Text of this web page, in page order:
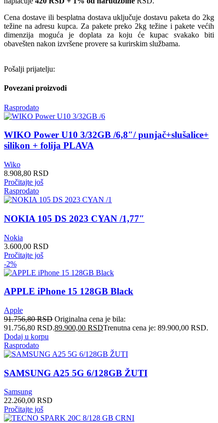
Cena dostave ili besplatna dostava uključuje dostavu paketa do 2kg
težine na adresu kupca. Za pakete preko 2kg težine i pakete većih
dimenzija moguća je doplata za koju će kupac svakako biti
obavešten nakon izvršene provere sa kurirskim službama.
Pošalji prijatelju:
Povezani proizvodi
Rasprodato
WIKO Power U10 3/32GB /6,8″/ punjač+slušalice+
silikon + folija PLAVA
Wiko
8.908,80 RSD
Pročitajte još
Rasprodato
NOKIA 105 DS 2023 CYAN /1,77″
Nokia
3.600,00 RSD
Pročitajte još
-2%
APPLE iPhone 15 128GB Black
Apple
91.756,80RSD Originalna cena je bila:
91.756,80 RSD.89.900,00 RSDTrenutna cena je: 89.900,00 RSD.
Dodaj u korpu
Rasprodato
SAMSUNG A25 5G 6/128GB ŽUTI
Samsung
22.260,00 RSD
Pročitajte još